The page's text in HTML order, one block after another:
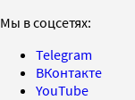
Мы в соцсетях:
Telegram
ВКонтакте
YouTube